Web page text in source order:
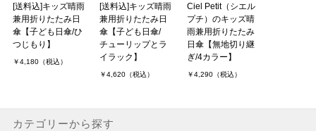
[送料込]キッズ晴雨
兼用折りたたみ日
傘【子ども日傘/ひ
つじもり】
￥4,180（税込）
[送料込]キッズ晴雨
兼用折りたたみ日
傘【子ども日傘/
チューリップとラ
イラック】
￥4,620（税込）
Ciel Petit（シエル
プチ）のキッズ晴
雨兼用折りたたみ
日傘【無地切り継
ぎ/4カラー】
￥4,290（税込）
カテゴリーから探す